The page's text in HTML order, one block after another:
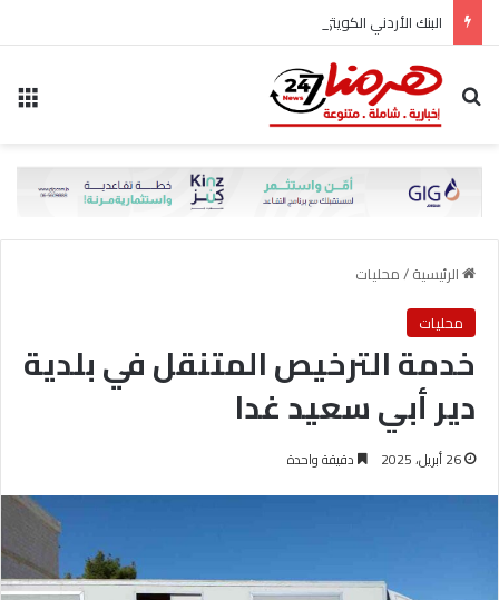
بحث عن
الرئيسية/محليات
محليات
خدمة الترخيص المتنقل في بلدية
دير أبي سعيد غدا
26 أبريل، 2025 دقيقة واحدة